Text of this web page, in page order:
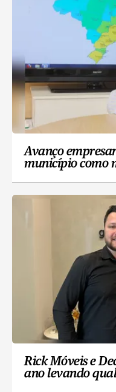
Avanço
município como
Rick Móveis e
ano levando